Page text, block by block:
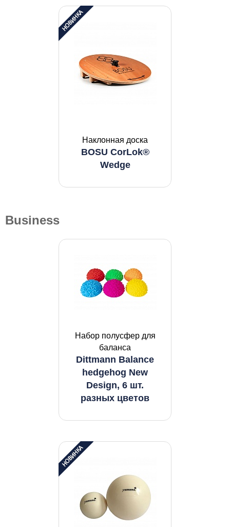
Наклонная доска
BOSU CorLok®
Wedge
Business
Набор полусфер для
баланса
Dittmann Balance
hedgehog New
Design, 6 шт.
разных цветов